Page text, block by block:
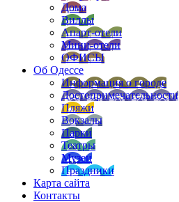
Дома
Виллы
Апарт-отели
Мини-отели
ОФИСЫ
Об Одессе
Информация о городе
Достопримечательности
Пляжи
Вокзалы
Парки
Театры
Музеи
Праздники
Карта сайта
Контакты